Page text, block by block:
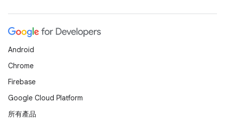
Android
Chrome
Firebase
Google Cloud Platform
所有產品